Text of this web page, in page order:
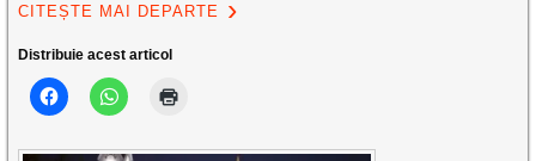
CITEȘTE MAI DEPARTE
Distribuie acest articol